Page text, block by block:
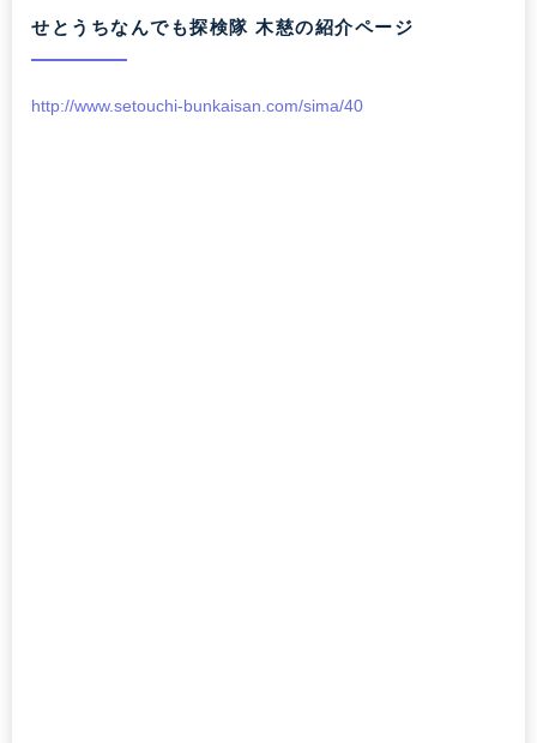
せとうちなんでも探検隊 木慈の紹介ページ
http://www.setouchi-bunkaisan.com/sima/40